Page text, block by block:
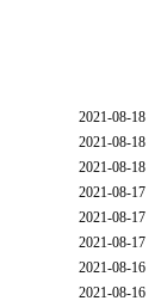
2021-08-18
2021-08-18
2021-08-18
2021-08-17
2021-08-17
2021-08-17
2021-08-16
2021-08-16